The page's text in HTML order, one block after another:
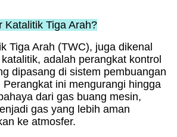
Katalitik Tiga Arah?
Tiga Arah (TWC), juga dikenal
adalah perangkat kontrol
dipasang di sistem pembuangan
Perangkat ini mengurangi hingga
dari gas buang mesin,
gas yang lebih aman
ke atmosfer.